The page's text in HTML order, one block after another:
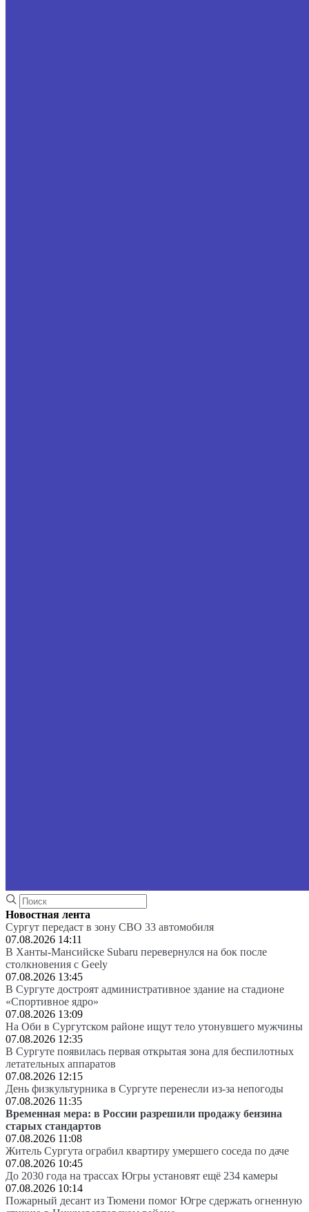
Новостная лента
Сургут передаст в зону СВО 33 автомобиля
07.08.2026 14:11
В Ханты-Мансийске Subaru перевернулся на бок после
столкновения с Geely
07.08.2026 13:45
В Сургуте достроят административное здание на стадионе
«Спортивное ядро»
07.08.2026 13:09
На Оби в Сургутском районе ищут тело утонувшего мужчины
07.08.2026 12:35
В Сургуте появилась первая открытая зона для беспилотных
летательных аппаратов
07.08.2026 12:15
День физкультурника в Сургуте перенесли из-за непогоды
07.08.2026 11:35
Временная мера: в России разрешили продажу бензина
старых стандартов
07.08.2026 11:08
Житель Сургута ограбил квартиру умершего соседа по даче
07.08.2026 10:45
До 2030 года на трассах Югры установят ещё 234 камеры
07.08.2026 10:14
Пожарный десант из Тюмени помог Югре сдержать огненную